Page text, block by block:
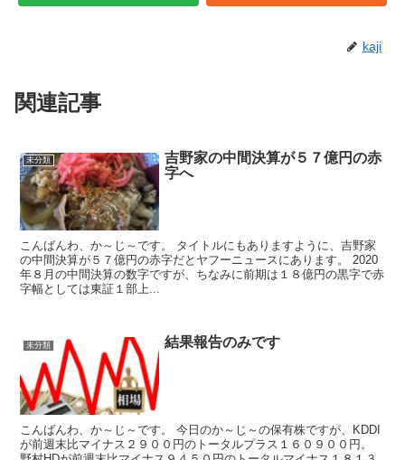
kaji
関連記事
未分類
吉野家の中間決算が５７億円の赤
字へ
こんばんわ、か～じ～です。 タイトルにもありますように、吉野家
の中間決算が５７億円の赤字だとヤフーニュースにあります。 2020
年８月の中間決算の数字ですが、ちなみに前期は１８億円の黒字で赤
字幅としては東証１部上...
未分類 結果報告のみです
こんばんわ、か～じ～です。 今日のか～じ～の保有株ですが、KDDI
が前週末比マイナス２９００円のトータルプラス１６０９００円。